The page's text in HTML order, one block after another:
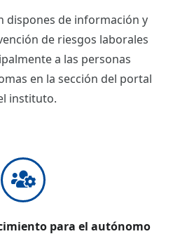
dispones de información y
de riesgos laborales
a las personas
en la sección del portal
instituto.
para el autónomo